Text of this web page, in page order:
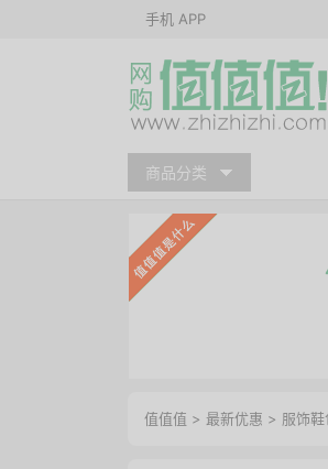
手机 APP
商品分类
值值值 > 最新优惠 > 服饰鞋